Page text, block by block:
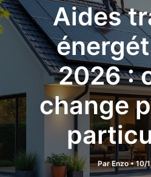
Aides
2026 :
change
ParEnzo•10/